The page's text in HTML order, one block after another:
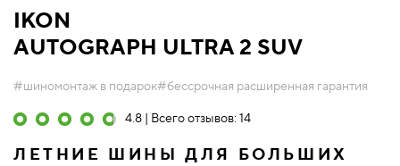
IKON
AUTOGRAPH ULTRA 2 SUV
#шиномонтаж в подарок#бессрочная расширенная гарантия
4.8 | Всего отзывов: 14
ЛЕТНИЕ ШИНЫ ДЛЯ БОЛЬШИХ